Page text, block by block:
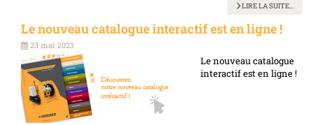
LIRE LA SUITE...
Le nouveau catalogue interactif est en ligne !
23 mai 2023
Le nouveau catalogue
interactif est en ligne !